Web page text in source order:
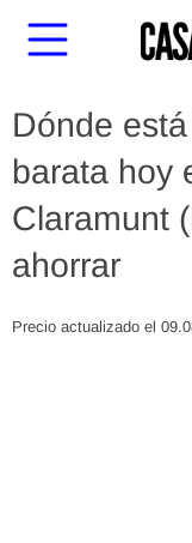
Dónde
barata hoy
Claramunt
ahorrar
Precio actualizado el